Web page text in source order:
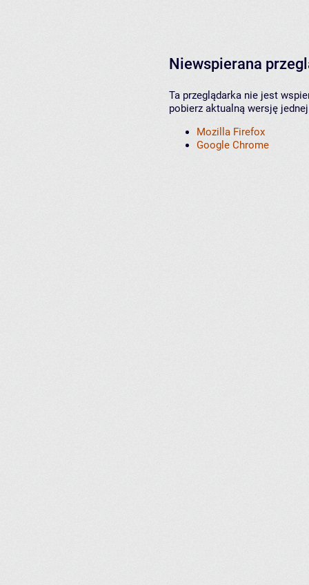
Niewspierana
Ta przeglądarka nie jest
pobierz aktualną wersję
Mozilla Firefox
Google Chrome